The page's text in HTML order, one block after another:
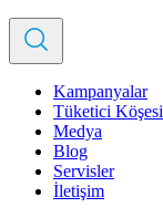
Kampanyalar
Tüketici Köşesi
Medya
Blog
Servisler
İletişim